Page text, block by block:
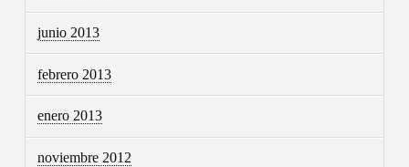
junio 2013
febrero 2013
enero 2013
noviembre 2012